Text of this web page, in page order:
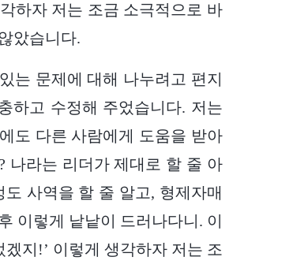
하자 저는 조금 소극적으로 바
았습니다.
는 문제에 대해 나누려고 편지
하고 수정해 주었습니다. 저는
도 다른 사람에게 도움을 받아
나라는 리더가 제대로 할 줄 아
사역을 할 줄 알고, 형제자매
이렇게 낱낱이 드러나다니. 이
지!’ 이렇게 생각하자 저는 조